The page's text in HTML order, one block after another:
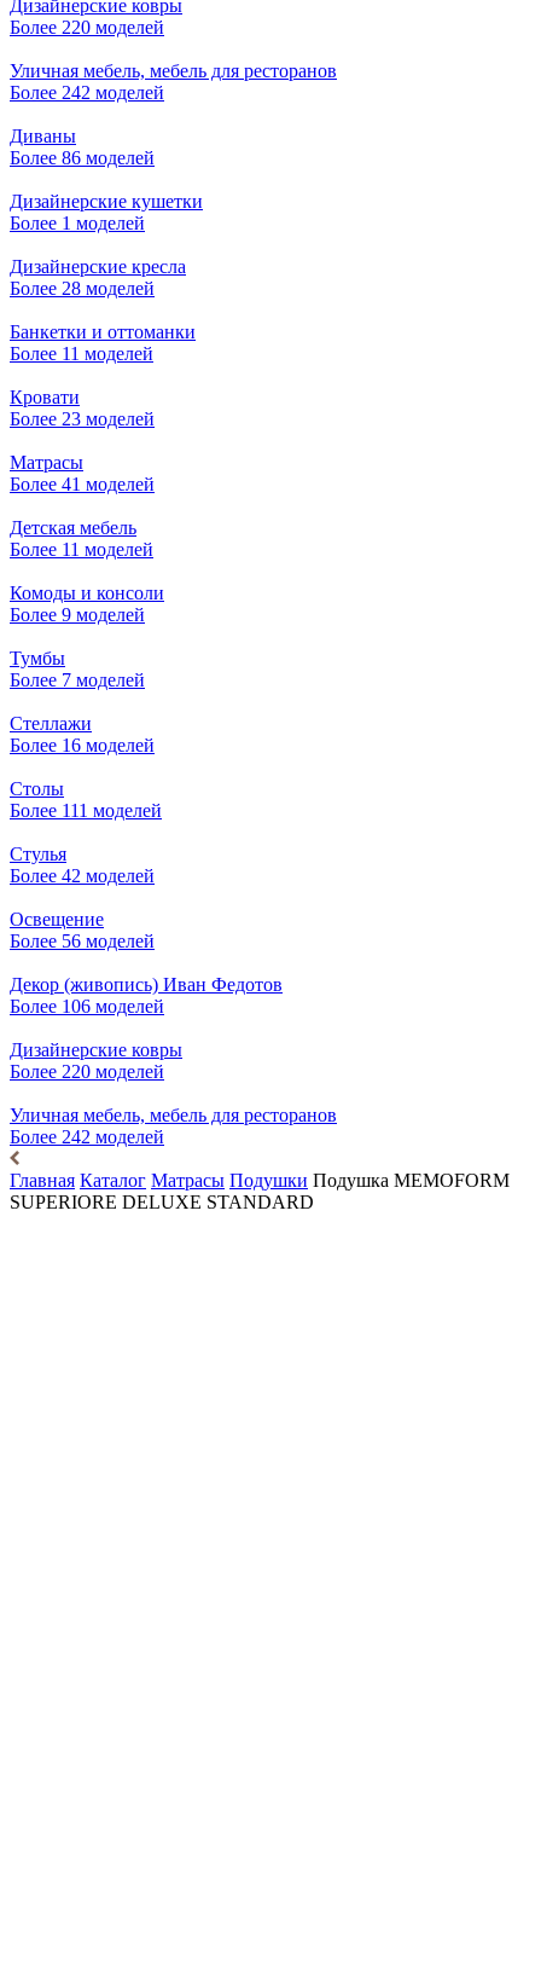
Дизайнерские ковры
Более 220 моделей
Уличная мебель, мебель для ресторанов
Более 242 моделей
Диваны
Более 86 моделей
Дизайнерские кушетки
Более 1 моделей
Дизайнерские кресла
Более 28 моделей
Банкетки и оттоманки
Более 11 моделей
Кровати
Более 23 моделей
Матрасы
Более 41 моделей
Детская мебель
Более 11 моделей
Комоды и консоли
Более 9 моделей
Тумбы
Более 7 моделей
Стеллажи
Более 16 моделей
Столы
Более 111 моделей
Стулья
Более 42 моделей
Освещение
Более 56 моделей
Декор (живопись) Иван Федотов
Более 106 моделей
Дизайнерские ковры
Более 220 моделей
Уличная мебель, мебель для ресторанов
Более 242 моделей
Главная Каталог Матрасы Подушки Подушка MEMOFORM
SUPERIORE DELUXE STANDARD